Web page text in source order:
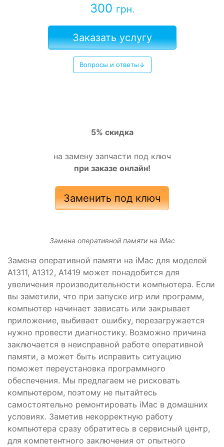
300 грн.
Заказать услугу
Вопросы и ответы↓
5% скидка
на замену запчасти под ключ
при заказе онлайн!
Заменить под ключ
Замена оперативной памяти на iMac
Замена оперативной памяти на iMac для моделей
А1311, А1312, А1419 может понадобится для
увеличения производительности компьютера. Если
вы заметили, что при запуске игр или программ,
компьютер начинает зависать или закрывает
приложение, выбивает ошибку, перезагружается
нужно провести диагностику. Возможно причина
заключается в неисправной работе оперативной
памяти, а может быть исправить ситуацию
поможет переустановка программного
обеспечения. Мы предлагаем не рисковать
компьютером, поэтому не пытайтесь
самостоятельно ремонтировать iMac в домашних
условиях. Заметив некорректную работу
компьютера сразу обратитесь в сервисный центр,
для компетентного заключения от опытного